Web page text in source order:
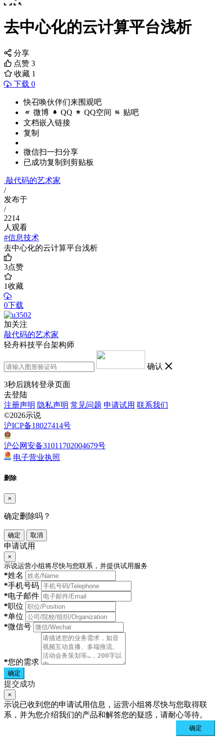
去中心化的云计算平台浅析
分享
点赞 3
收藏 1
下载 0
快召唤伙伴们来围观吧
微博 QQ QQ空间 贴吧
文档嵌入链接
复制
微信扫一扫分享
已成功复制到剪贴板
敲代码的艺术家
/
发布于
/
2214
人观看
#信息技术
去中心化的云计算平台浅析
3点赞
1收藏
0下载
加关注
敲代码的艺术家
轻舟科技平台架构师
确认
3秒后跳转登录页面
去登陆
注册声明 隐私声明 常见问题 申请试用 联系我们
©2026示说
沪ICP备18027414号
沪公网安备31011702004679号
电子营业执照
删除
×
确定删除吗？
确定 取消
申请试用
×
示说运营小组将尽快与您联系，并提供试用服务
*姓名
*手机号码
*电子邮件
*职位
*单位
*微信号
*您的需求
确定
提交成功
×
示说已收到您的申请试用信息，运营小组将尽快与您取得联
系，并为您介绍我们的产品和解答您的疑惑，请耐心等待。
确定